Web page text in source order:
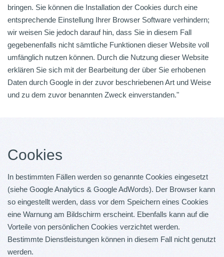
bringen. Sie können die Installation der Cookies durch eine
entsprechende Einstellung Ihrer Browser Software verhindern;
wir weisen Sie jedoch darauf hin, dass Sie in diesem Fall
gegebenenfalls nicht sämtliche Funktionen dieser Website voll
umfänglich nutzen können. Durch die Nutzung dieser Website
erklären Sie sich mit der Bearbeitung der über Sie erhobenen
Daten durch Google in der zuvor beschriebenen Art und Weise
und zu dem zuvor benannten Zweck einverstanden."
Cookies
In bestimmten Fällen werden so genannte Cookies eingesetzt
(siehe Google Analytics & Google AdWords). Der Browser kann
so eingestellt werden, dass vor dem Speichern eines Cookies
eine Warnung am Bildschirm erscheint. Ebenfalls kann auf die
Vorteile von persönlichen Cookies verzichtet werden.
Bestimmte Dienstleistungen können in diesem Fall nicht genutzt
werden.